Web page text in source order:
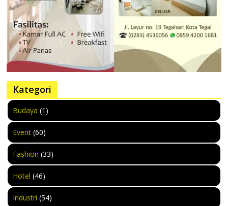
Kategori
Budaya (1)
Event (60)
Fashion (33)
Hotel (46)
Industri (54)